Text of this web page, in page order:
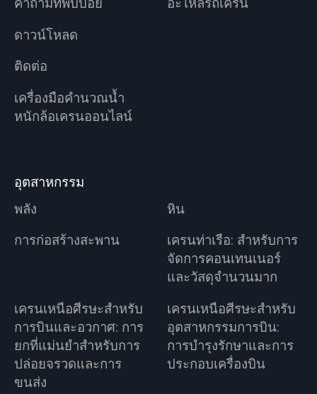
ดาวน์โหลด
ติดต่อ
เครื่องมือคำนวณน้ำ
หนักล้อเครนออนไลน์
อุตสาหกรรม
พลัง
หิน
การก่อสร้างสะพาน
เครนท่าเรือ: สำหรับการ
จัดการคอนเทนเนอร์
และวัสดุจำนวนมาก
เครนเหนือศีรษะสำหรับ
การบินและอวกาศ: การ
ยกที่แม่นยำสำหรับการ
ปล่อยจรวดและการ
ขนส่ง
เครนเหนือศีรษะสำหรับ
อุตสาหกรรมการบิน:
การบำรุงรักษาและการ
ประกอบเครื่องบิน